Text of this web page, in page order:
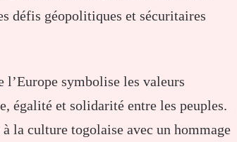
défis géopolitiques et sécuritaires
l’Europe symbolise les valeurs
égalité et solidarité entre les peuples.
la culture togolaise avec un hommage